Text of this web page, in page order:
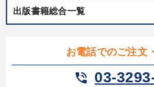
出版書籍総合一覧
お電話でのご注文
phone_in_talk 03-